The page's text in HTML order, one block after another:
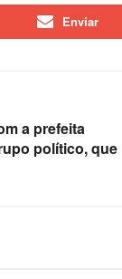
Enviar
a prefeita
político, que